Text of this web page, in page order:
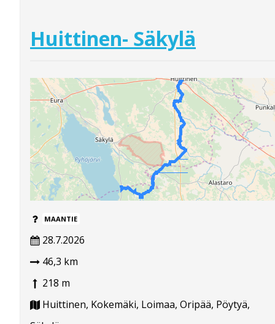
Huittinen- Säkylä
MAANTIE
28.7.2026
46,3 km
218 m
Huittinen, Kokemäki, Loimaa, Oripää, Pöytyä,